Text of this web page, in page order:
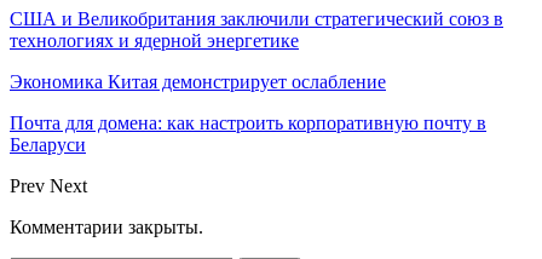
США и Великобритания заключили стратегический союз в
технологиях и ядерной энергетике
Экономика Китая демонстрирует ослабление
Почта для домена: как настроить корпоративную почту в
Беларуси
Prev Next
Комментарии закрыты.